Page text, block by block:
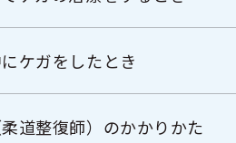
ケガをしたとき
道整復師）のかかりかた